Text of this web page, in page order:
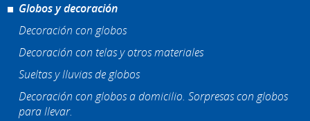
Globos y decoración
Decoración con globos
Decoración con telas y otros materiales
Sueltas y lluvias de globos
Decoración con globos a domicilio. Sorpresas con globos
para llevar.